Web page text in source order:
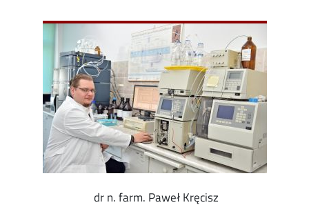
dr n. farm. Paweł Kręcisz